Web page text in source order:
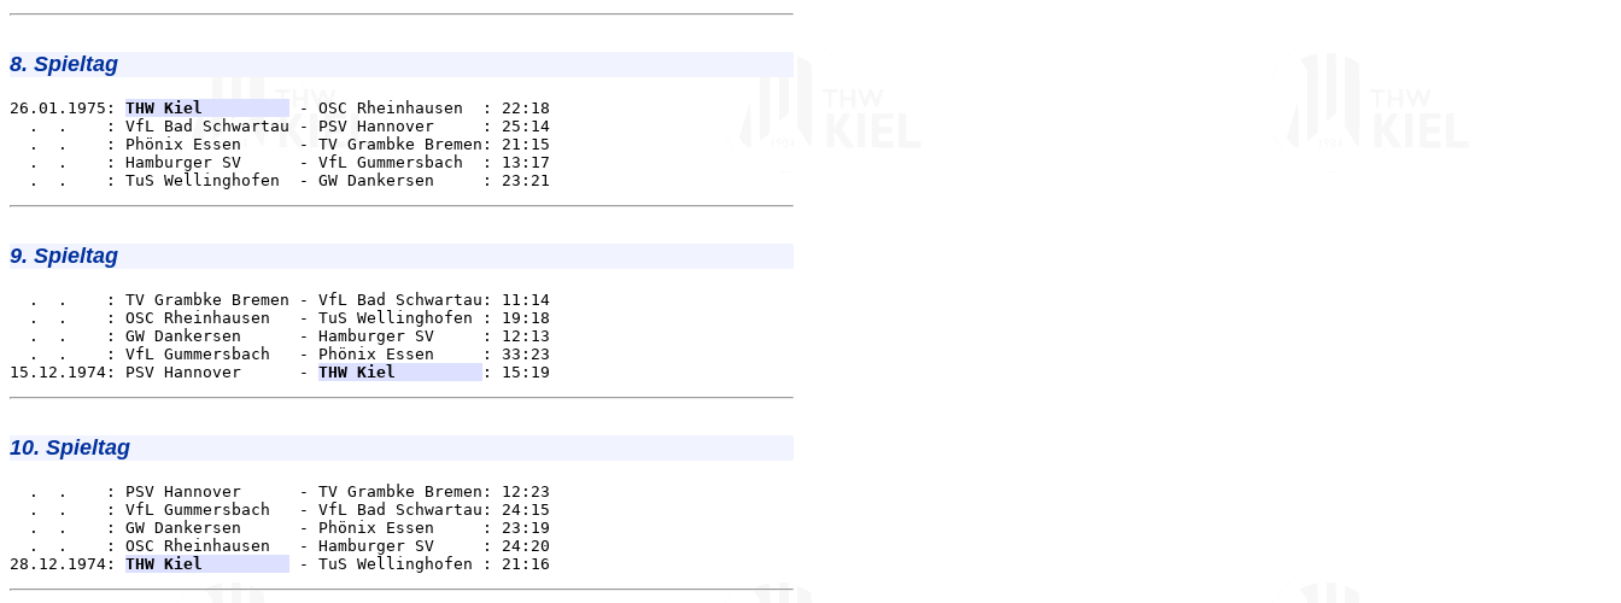
8. Spieltag
26.01.1975: THW Kiel
- OSC Rheinhausen  : 22:18
  .  .    : VfL Bad Schwartau - PSV Hannover     : 25:14
  .  .    : Phönix Essen      - TV Grambke Bremen: 21:15
  .  .    : Hamburger SV      - VfL Gummersbach  : 13:17
9. Spieltag
  .  .    : TV Grambke Bremen - VfL Bad Schwartau: 11:14
  .  .    : OSC Rheinhausen   - TuS Wellinghofen : 19:18
  .  .    : GW Dankersen      - Hamburger SV     : 12:13
  .  .    : VfL Gummersbach   - Phönix Essen     : 33:23
15.12.1974: PSV Hannover      - THW Kiel
10. Spieltag
  .  .    : PSV Hannover      - TV Grambke Bremen: 12:23
  .  .    : VfL Gummersbach   - VfL Bad Schwartau: 24:15
  .  .    : GW Dankersen      - Phönix Essen     : 23:19
  .  .    : OSC Rheinhausen   - Hamburger SV     : 24:20
28.12.1974: THW Kiel